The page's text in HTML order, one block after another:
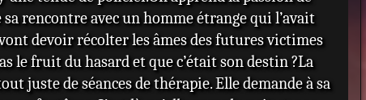
rencontre avec un homme étrange qui l’avait
devoir récolter les âmes des futures victimes
le fruit du hasard et que c’était son destin ?La
juste de séances de thérapie. Elle demande à sa